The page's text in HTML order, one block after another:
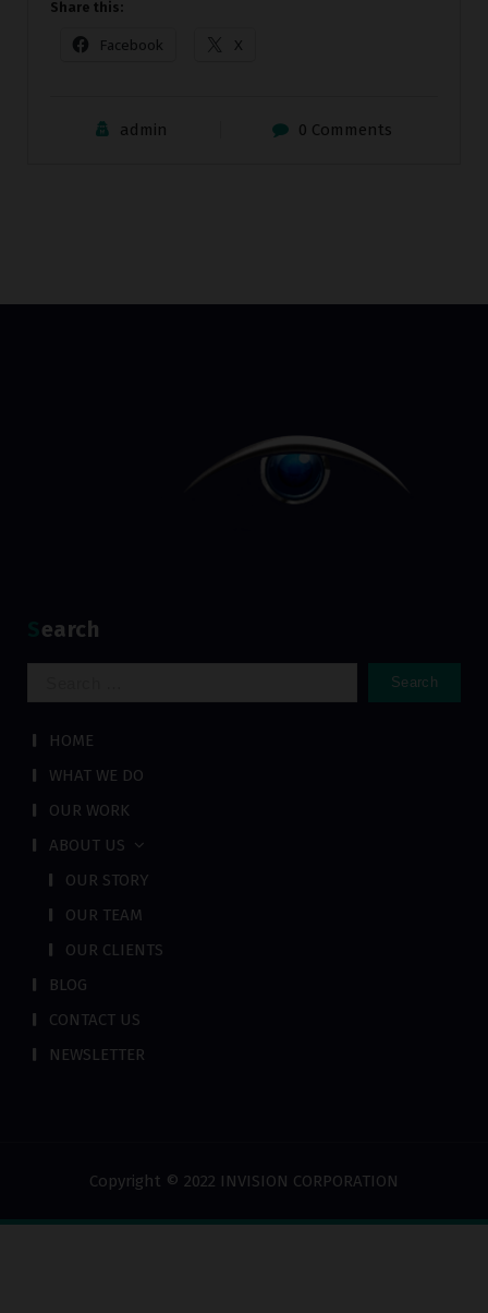
Share this:
Facebook X
admin 0 Comments
Search
for:
HOME
WHAT WE DO
OUR WORK
ABOUT US
OUR STORY
OUR TEAM
OUR CLIENTS
BLOG
CONTACT US
NEWSLETTER
Copyright © 2022 INVISION CORPORATION